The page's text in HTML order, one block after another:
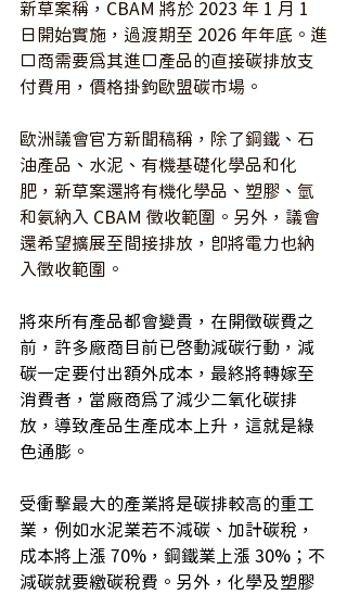
新草案稱，CBAM 將於 2023 年 1 月 1
日開始實施，過渡期至 2026 年年底。進
口商需要為其進口產品的直接碳排放支
付費用，價格掛鉤歐盟碳市場。
歐洲議會官方新聞稿稱，除了鋼鐵、石
油產品、水泥、有機基礎化學品和化
肥，新草案還將有機化學品、塑膠、氫
和氨納入 CBAM 徵收範圍。另外，議會
還希望擴展至間接排放，即將電力也納
入徵收範圍。
將來所有產品都會變貴，在開徵碳費之
前，許多廠商目前已啟動減碳行動，減
碳一定要付出額外成本，最終將轉嫁至
消費者，當廠商為了減少二氧化碳排
放，導致產品生產成本上升，這就是綠
色通膨。
受衝擊最大的產業將是碳排較高的重工
業，例如水泥業若不減碳、加計碳稅，
成本將上漲 70%，鋼鐵業上漲 30%；不
減碳就要繳碳稅費。另外，化學及塑膠